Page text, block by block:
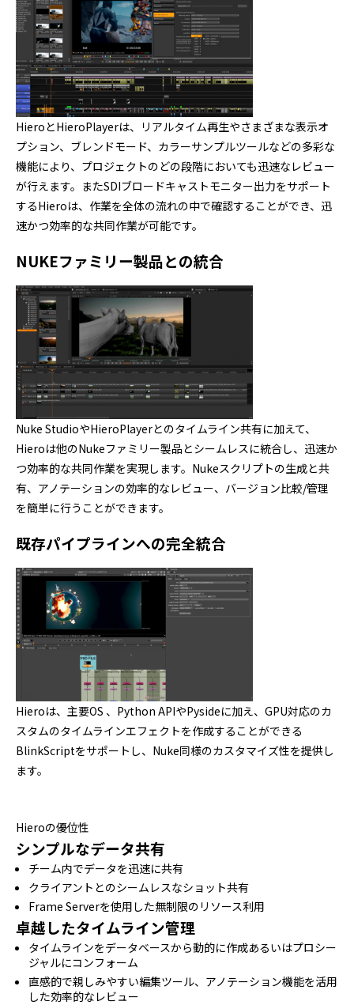
HieroとHieroPlayerは、リアルタイム再生やさまざまな表示オ
プション、ブレンドモード、カラーサンプルツールなどの多彩な
機能により、プロジェクトのどの段階においても迅速なレビュー
が行えます。またSDIブロードキャストモニター出力をサポート
するHieroは、作業を全体の流れの中で確認することができ、迅
速かつ効率的な共同作業が可能です。
NUKEファミリー製品との統合
Nuke StudioやHieroPlayerとのタイムライン共有に加えて、
Hieroは他のNukeファミリー製品とシームレスに統合し、迅速か
つ効率的な共同作業を実現します。Nukeスクリプトの生成と共
有、アノテーションの効率的なレビュー、バージョン比較/管理
を簡単に行うことができます。
既存パイプラインへの完全統合
Hieroは、主要OS 、Python APIやPysideに加え、GPU対応のカ
スタムのタイムラインエフェクトを作成することができる
BlinkScriptをサポートし、Nuke同様のカスタマイズ性を提供し
ます。
Hieroの優位性
シンプルなデータ共有
チーム内でデータを迅速に共有
クライアントとのシームレスなショット共有
Frame Serverを使用した無制限のリソース利用
卓越したタイムライン管理
タイムラインをデータベースから動的に作成あるいはプロシー
ジャルにコンフォーム
直感的で親しみやすい編集ツール、アノテーション機能を活用
した効率的なレビュー